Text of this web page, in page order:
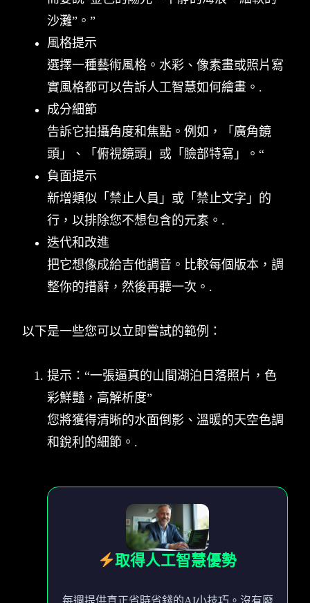
沙灘”。”
風格提示
選擇一種藝術風格。水彩、像素畫或照片寫
實風格都可以告訴人工智慧如何繪畫。.
成分細節
告訴它拍攝角度和焦點。例如，「廣角鏡
頭」、「俯視鏡頭」或「臉部特寫」。“
負面提示
新增類似「禁止人員」或「禁止文字」的
行，以排除您不想包含的元素。.
迭代和改進
把它想像成給吉他調音。比較每個版本，調
整你的措辭，然後再聽一次。.
以下是一些您可以立即嘗試的範例：
提示：“一張逼真的山間湖泊日落照片，色
彩鮮豔，高解析度”
您將獲得清晰的水面倒影、溫暖的天空色調
和銳利的細節。.
取得人工智慧優勢